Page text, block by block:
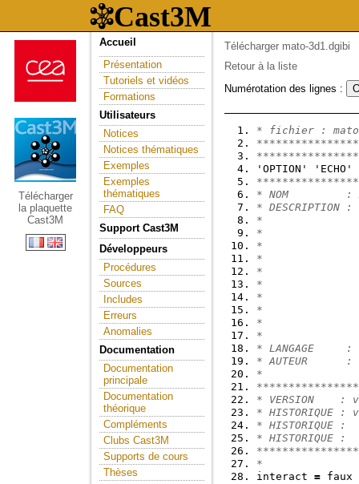
Télécharger
la plaquette
Cast3M
Accueil
Présentation
Tutoriels et vidéos
Formations
Utilisateurs
Notices
Notices thématiques
Exemples
Exemples
thématiques
FAQ
Support Cast3M
Développeurs
Procédures
Sources
Includes
Erreurs
Anomalies
Documentation
Documentation
principale
Documentation
théorique
Compléments
Clubs Cast3M
Supports de cours
Thèses
Télécharger mato-3d1.dgibi
Retour à la liste
Numérotation des lignes :
* fichier :
'OPTION' 'ECHO'
* NOM         :
*
*
*
*               On
*               On
*
*
*
*
*
*
* LANGAGE     :
* AUTEUR      :
*               mél
* VERSION    :
* HISTORIQUE
* HISTORIQUE :
* HISTORIQUE :
*
interact = faux